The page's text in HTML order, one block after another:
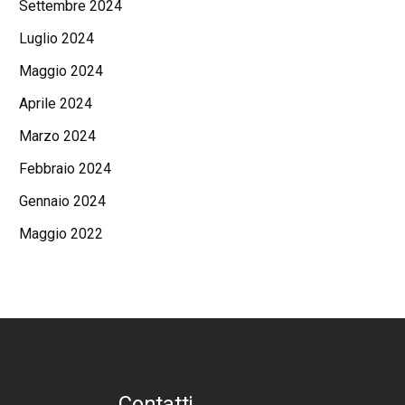
Settembre 2024
Luglio 2024
Maggio 2024
Aprile 2024
Marzo 2024
Febbraio 2024
Gennaio 2024
Maggio 2022